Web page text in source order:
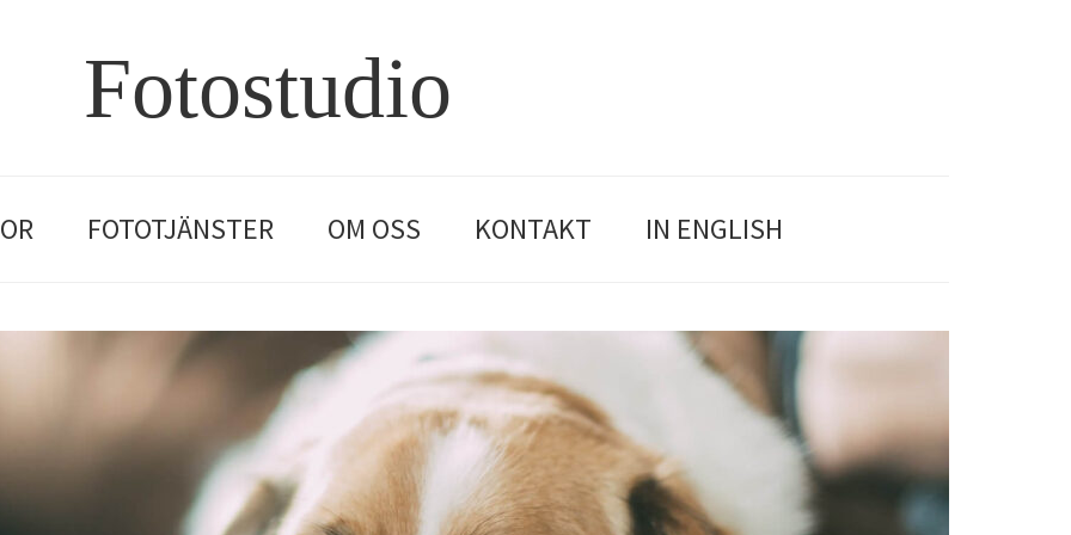
Fotostudio
FOTOTJÄNSTER OM OSS KONTAKT IN ENGLISH